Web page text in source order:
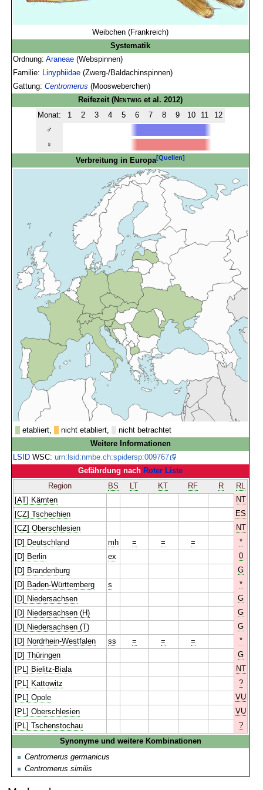
Weibchen (Frankreich)
Systematik
Ordnung:Araneae (Webspinnen)
Familie:
Linyphiidae (Zwerg-/Baldachinspinnen)
Gattung:Centromerus (Moosweberchen)
Reifezeit(Nentwig et al. 2012)
Monat:
1 2 3 4 5 6 7 8 9 10 11
12
♂
♀
Verbreitung in Europa[Quellen]
etabliert, nicht etabliert,
nicht betrachtet
Weitere Informationen
LSID WSC:urn:lsid:nmbe.ch:spidersp:009767
Gefährdung nach Roter Liste
Region
BS LT KT RF R
RL
[AT] Kärnten
NT
[CZ] Tschechien
ES
[CZ] Oberschlesien
NT
[D] Deutschland
mh = = =
*
[D] Berlin
ex
0
[D] Brandenburg
G
[D] Baden-Württemberg
s
*
[D] Niedersachsen
G
[D] Niedersachsen (H)
G
[D] Niedersachsen (T)
G
[D] Nordrhein-Westfalen
ss = = =
*
[D] Thüringen
G
[PL] Bielitz-Biala
NT
[PL] Kattowitz
?
[PL] Opole
VU
[PL] Oberschlesien
VU
[PL] Tschenstochau
?
Synonyme und weitere Kombinationen
Centromerus germanicus
Centromerus similis